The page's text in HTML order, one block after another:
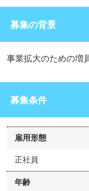
募集の背景
事業拡大のための増
募集条件
雇用形態
正社員
年齢